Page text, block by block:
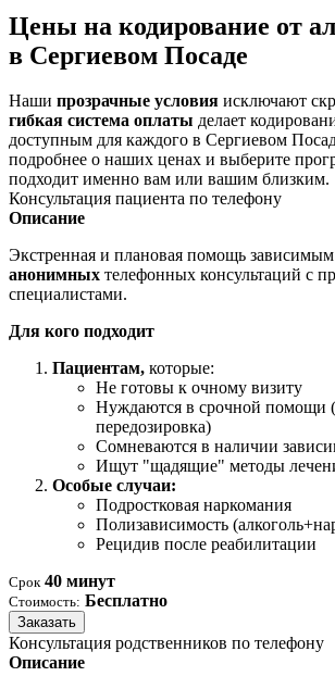
Цены на кодирование от
в Сергиевом Посаде
Наши прозрачные условия исключают
гибкая система оплаты делает
доступным для каждого в Сергиевом
подробнее о наших ценах и выберите
подходит именно вам или вашим близким.
Консультация пациента по телефону
Описание
Экстренная и плановая помощь
анонимных телефонных консультаций с
специалистами.
Для кого подходит
Пациентам, которые:
Не готовы к очному визиту
Нуждаются в срочной помощи
передозировка)
Сомневаются в наличии
Ищут "щадящие" методы
Особые случаи:
Подростковая наркомания
Полизависимость
Рецидив после реабилитации
Срок 40 минут
Стоимость: Бесплатно
Заказать
Консультация родственников по телефону
Описание